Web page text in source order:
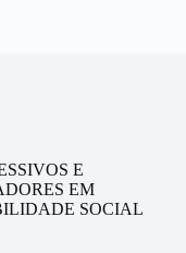
E
EM
SOCIAL